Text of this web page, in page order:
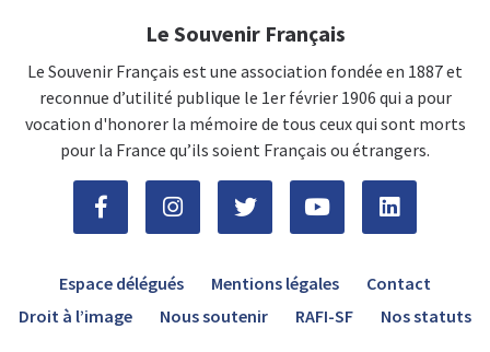
Le Souvenir Français
Le Souvenir Français est une association fondée en 1887 et
reconnue d’utilité publique le 1er février 1906 qui a pour
vocation d'honorer la mémoire de tous ceux qui sont morts
pour la France qu’ils soient Français ou étrangers.
Espace délégués Mentions légales
Contact
Droit à l’image
Nous soutenir RAFI-SF Nos statuts